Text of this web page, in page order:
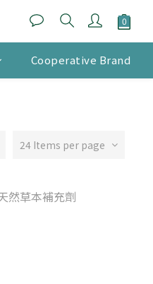
Cooperative Brand
24 Items per page